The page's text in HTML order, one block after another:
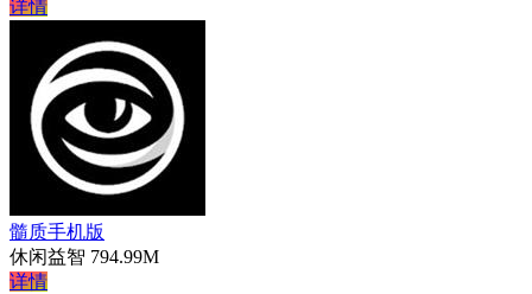
详情
髓质手机版
休闲益智 794.99M
详情